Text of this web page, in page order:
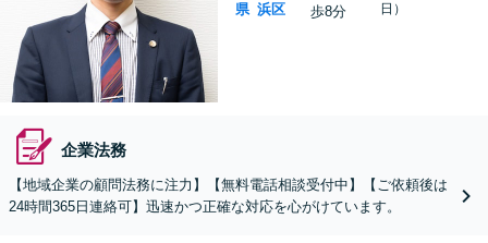
県 浜区
歩8分
日）
企業法務
【地域企業の顧問法務に注力】【無料電話相談受付中】【ご依頼後は
24時間365日連絡可】迅速かつ正確な対応を心がけています。